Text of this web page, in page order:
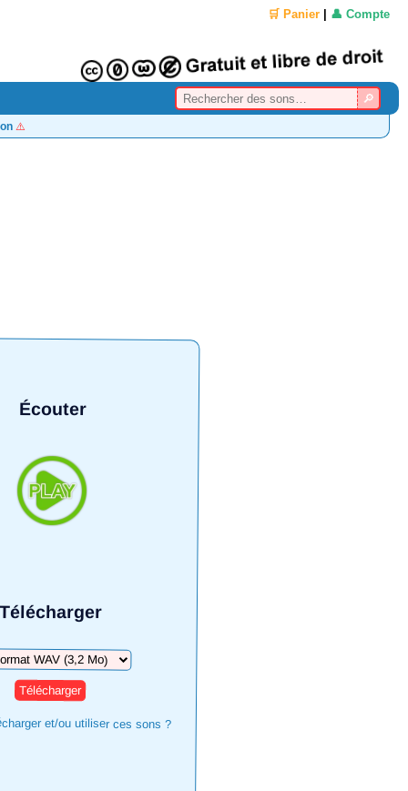
🛒 Panier 👤 Compte
⚠️
Écouter
Télécharger
et/ou utiliser ces sons ?